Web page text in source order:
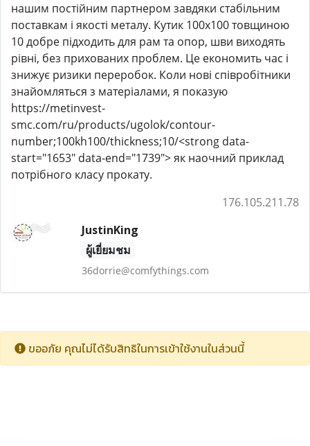
нашим постійним партнером завдяки стабільним
поставкам і якості металу. Кутик 100х100 товщиною
10 добре підходить для рам та опор, шви виходять
рівні, без прихованих проблем. Це економить час і
знижує ризики переробок. Коли нові співробітники
знайомляться з матеріалами, я показую
https://metinvest-
smc.com/ru/products/ugolok/contour-
number;100kh100/thickness;10/<strong data-
start="1653" data-end="1739"> як наочний приклад
потрібного класу прокату.
176.105.211.78
JustinKing
ผู้เยี่ยมชม
36dorrie@comfythings.com
ขออภัย คุณไม่ได้รับสิทธิในการเข้าใช้งานในส่วนนี้